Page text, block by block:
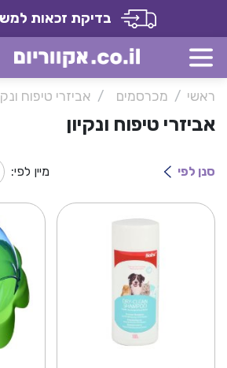
בדיקת זכאות
ראשי מכרסמים אביזרי טיפוח
אביזרי טיפוח ונקיון
סנן לפי מיין לפי: